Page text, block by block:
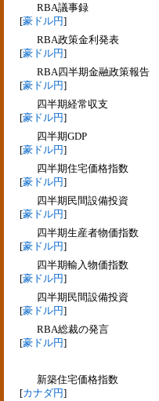
RBA議事録
[豪ドル円]
RBA政策金利発表
[豪ドル円]
RBA四半期金融政策報告
[豪ドル円]
四半期経常収支
[豪ドル円]
四半期GDP
[豪ドル円]
四半期住宅価格指数
[豪ドル円]
四半期民間設備投資
[豪ドル円]
四半期生産者物価指数
[豪ドル円]
四半期輸入物価指数
[豪ドル円]
四半期民間設備投資
[豪ドル円]
RBA総裁の発言
[豪ドル円]
新築住宅価格指数
[カナダ円]